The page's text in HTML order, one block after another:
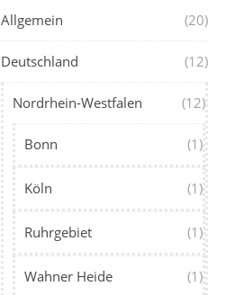
Allgemein (20)
Deutschland (12)
Nordrhein-Westfalen (12)
Bonn (1)
Köln (1)
Ruhrgebiet (1)
Wahner Heide (1)